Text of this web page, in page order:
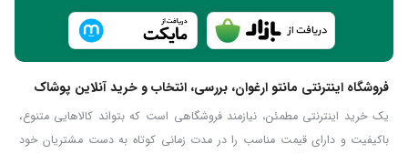
فروشگاه اینترنتی مانتو ارغوان، بررسی، انتخاب و خرید آنلاین پوشاک
یک خرید اینترنتی مطمئن، نیازمند فروشگاهی است که بتواند کالاهایی متنوع،
باکیفیت و دارای قیمت مناسب را در مدت زمانی کوتاه به دست مشتریان خود